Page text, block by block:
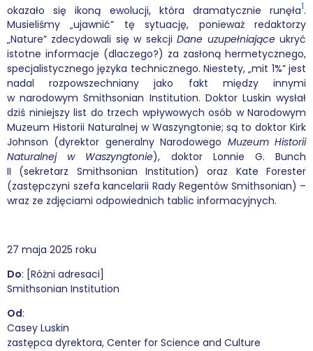
Wywiady i wykłady
Podcasty
Filmy
O książkach
FAQ
Kontakt
okazało się ikoną ewolucji, która dramatycznie runęła1.
Musieliśmy „ujawnić” tę sytuację, ponieważ redaktorzy
„Nature” zdecydowali się w sekcjiDane uzupełniająceukryć
istotne informacje (dlaczego?) za zasłoną hermetycznego,
specjalistycznego języka technicznego. Niestety, „mit 1%” jest
nadal rozpowszechniany jako fakt między innymi
w narodowym Smithsonian Institution. Doktor Luskin wysłał
dziś niniejszy list do trzech wpływowych osób w Narodowym
Muzeum Historii Naturalnej w Waszyngtonie; są to doktor Kirk
Johnson (dyrektor generalny Narodowego Muzeum Historii
Naturalnej w Waszyngtonie), doktor Lonnie G. Bunch
II (sekretarz Smithsonian Institution) oraz Kate Forester
(zastępczyni szefa kancelarii Rady Regentów Smithsonian) –
wraz ze zdjęciami odpowiednich tablic informacyjnych.
27 maja 2025 roku
Do: [Różni adresaci]
Smithsonian Institution
Od:
Casey Luskin
zastępca dyrektora, Center for Science and Culture